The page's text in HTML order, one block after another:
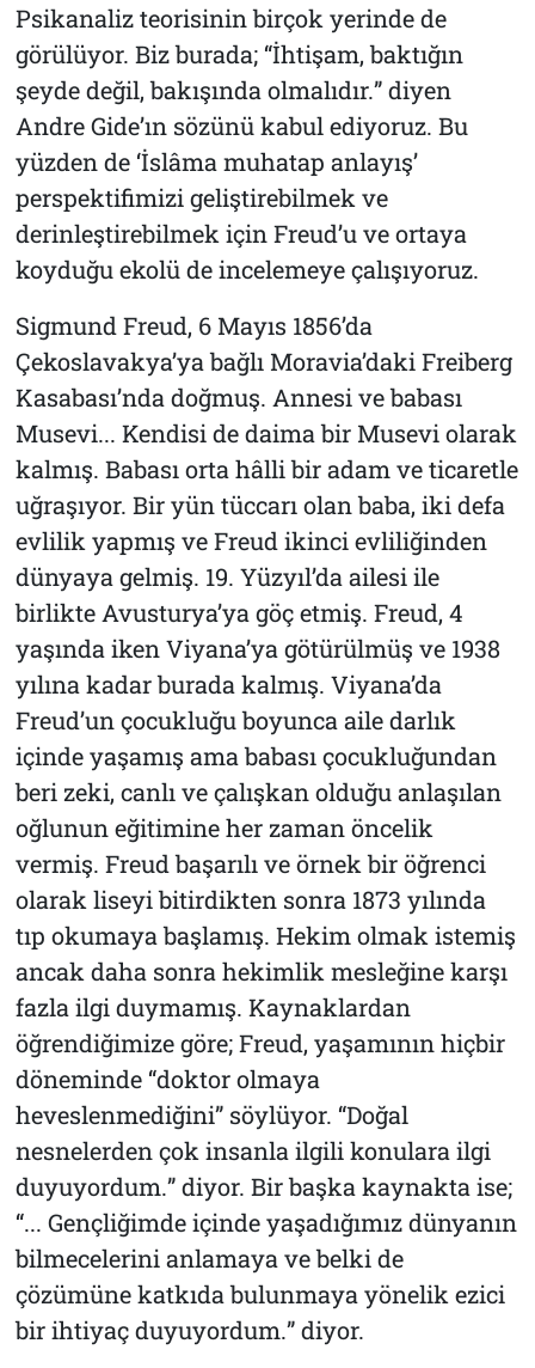
Psikanaliz teorisinin birçok yerinde de
görülüyor. Biz burada; “İhtişam, baktığın
şeyde değil, bakışında olmalıdır.” diyen
Andre Gide’ın sözünü kabul ediyoruz. Bu
yüzden de ‘İslâma muhatap anlayış’
perspektifimizi geliştirebilmek ve
derinleştirebilmek için Freud’u ve ortaya
koyduğu ekolü de incelemeye çalışıyoruz.
Sigmund Freud, 6 Mayıs 1856’da
Çekoslavakya’ya bağlı Moravia’daki Freiberg
Kasabası’nda doğmuş. Annesi ve babası
Musevi... Kendisi de daima bir Musevi olarak
kalmış. Babası orta hâlli bir adam ve ticaretle
uğraşıyor. Bir yün tüccarı olan baba, iki defa
evlilik yapmış ve Freud ikinci evliliğinden
dünyaya gelmiş. 19. Yüzyıl’da ailesi ile
birlikte Avusturya’ya göç etmiş. Freud, 4
yaşında iken Viyana’ya götürülmüş ve 1938
yılına kadar burada kalmış. Viyana’da
Freud’un çocukluğu boyunca aile darlık
içinde yaşamış ama babası çocukluğundan
beri zeki, canlı ve çalışkan olduğu anlaşılan
oğlunun eğitimine her zaman öncelik
vermiş. Freud başarılı ve örnek bir öğrenci
olarak liseyi bitirdikten sonra 1873 yılında
tıp okumaya başlamış. Hekim olmak istemiş
ancak daha sonra hekimlik mesleğine karşı
fazla ilgi duymamış. Kaynaklardan
öğrendiğimize göre; Freud, yaşamının hiçbir
döneminde “doktor olmaya
heveslenmediğini” söylüyor. “Doğal
nesnelerden çok insanla ilgili konulara ilgi
duyuyordum.” diyor. Bir başka kaynakta ise;
“... Gençliğimde içinde yaşadığımız dünyanın
bilmecelerini anlamaya ve belki de
çözümüne katkıda bulunmaya yönelik ezici
bir ihtiyaç duyuyordum.” diyor.